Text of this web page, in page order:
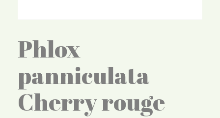
Phlox
panniculata
Cherry rouge